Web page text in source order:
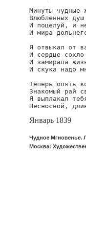
Минуты чудные
Влюбленных
И поцелуй, и
И мира
Я отвыкал от
И сердце
И замирала
И скука надо
Теперь опять
Знакомый рай
Я выплакал
Несносной,
Январь 1839
Чудное Мгновенье.
Москва: